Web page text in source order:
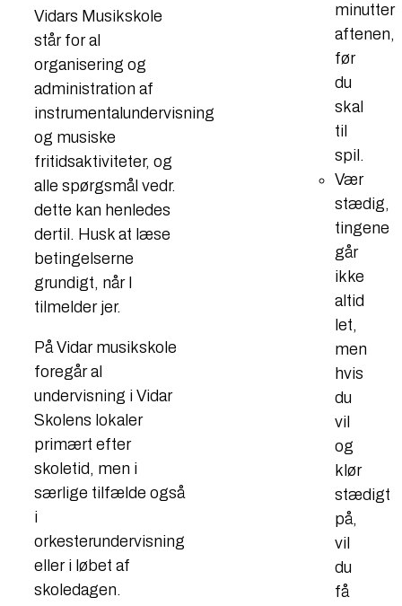
Vidars Musikskole
står for al
organisering og
administration af
instrumentalundervisning
og musiske
fritidsaktiviteter, og
alle spørgsmål vedr.
dette kan henledes
dertil. Husk at læse
betingelserne
grundigt, når I
tilmelder jer.
På Vidar musikskole
foregår al
undervisning i Vidar
Skolens lokaler
primært efter
skoletid, men i
særlige tilfælde også
i
orkesterundervisning
eller i løbet af
skoledagen.
minutter
aftenen,
før
du
skal
til
spil.
Vær
stædig,
tingene
går
ikke
altid
let,
men
hvis
du
vil
og
klør
stædigt
på,
vil
du
få